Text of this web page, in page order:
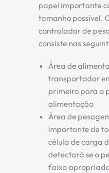
papel importante
tamanho possível.
controlador de
consiste nas
Área de
transportador
primeiro para a
alimentação
Área de
importante de
célula de carga
detectará se o
faixa